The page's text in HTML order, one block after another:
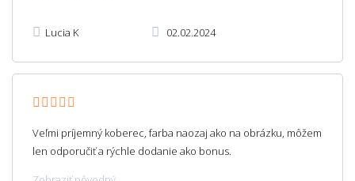
Lucia K 02.02.2024
Veľmi príjemný koberec, farba naozaj ako na obrázku, môžem
len odporučiť a rýchle dodanie ako bonus.